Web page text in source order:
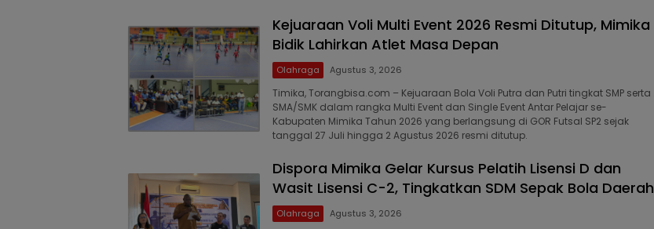
Kejuaraan Voli Multi Event 2026 Resmi Ditutup, Mimika
Bidik Lahirkan Atlet Masa Depan ‎
Olahraga Agustus 3, 2026
Timika, Torangbisa.com – Kejuaraan Bola Voli Putra dan Putri tingkat SMP serta
SMA/SMK dalam rangka Multi Event dan Single Event Antar Pelajar se-
Kabupaten Mimika Tahun 2026 yang berlangsung di GOR Futsal SP2 sejak
tanggal 27 Juli hingga 2 Agustus 2026 resmi ditutup.
Dispora Mimika Gelar Kursus Pelatih Lisensi D dan
Wasit Lisensi C-2, Tingkatkan SDM Sepak Bola Daerah
Olahraga Agustus 3, 2026